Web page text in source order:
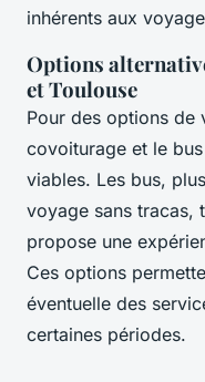
inhérents aux
Options
et Toulouse
Pour des options de
covoiturage et le
viables. Les bus,
voyage sans tracas,
propose une
Ces options
éventuelle des
certaines périodes.